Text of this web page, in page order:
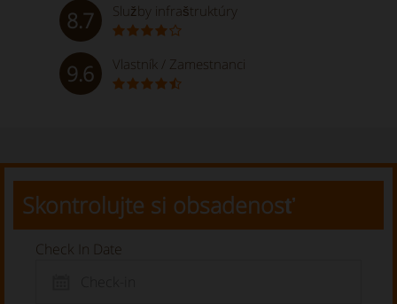
8.7 Služby infraštruktúry
9.6 Vlastník / Zamestnanci
Skontrolujte si obsadenosť
Check In Date